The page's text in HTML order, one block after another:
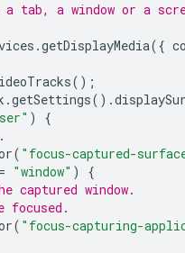
tab, a window or a
.getDisplayMedia({
();
.getSettings().
)
{
( "focus-captured-
"window" )
{
captured window.
focused.
( "focus-capturing-